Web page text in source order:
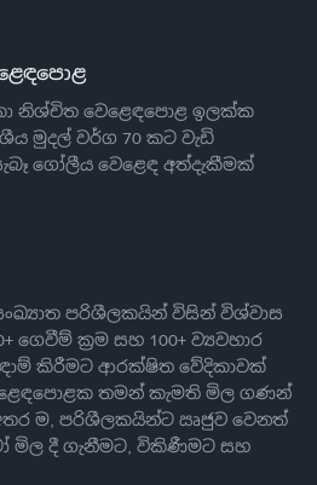
නිශ්චිත වෙළෙඳපොළ ඉලක්ක
මුදල් වර්ග 70 කට වැඩි
ගෝලීය වෙළෙඳ අත්දැකීමක්
පරිශීලකයින් විසින් විශ්වාස
ගෙවීම් ක්‍රම සහ 100+ ව්‍යවහාර
කිරීමට ආරක්ෂිත වේදිකාවක්
තමන් කැමති මිල ගණන්
ම, පරිශීලකයින්ට ඍජුව වෙනත්
මිල දී ගැනීමට, විකිණීමට සහ